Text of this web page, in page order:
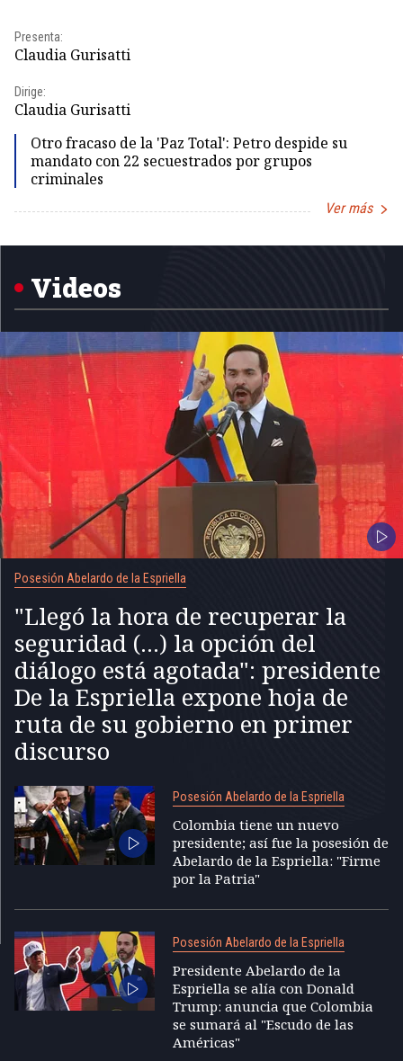
Presenta:
Claudia Gurisatti
Dirige:
Claudia Gurisatti
Otro fracaso de la 'Paz Total': Petro despide su
mandato con 22 secuestrados por grupos
criminales
Ver más
1
Videos
Posesión Abelardo de la Espriella
"Llegó la hora de recuperar la
seguridad (...) la opción del
diálogo está agotada": presidente
De la Espriella expone hoja de
ruta de su gobierno en primer
discurso
Posesión Abelardo de la Espriella
Colombia tiene un nuevo
presidente; así fue la posesión de
Abelardo de la Espriella: "Firme
por la Patria"
Posesión Abelardo de la Espriella
Presidente Abelardo de la
Espriella se alía con Donald
Trump: anuncia que Colombia
se sumará al "Escudo de las
Américas"